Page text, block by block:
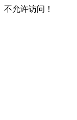
不允许访问！